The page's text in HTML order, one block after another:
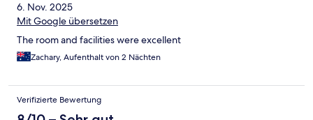
6. Nov. 2025
Mit Google übersetzen
The room and facilities were excellent
Zachary, Aufenthalt von 2 Nächten
Verifizierte Bewertung